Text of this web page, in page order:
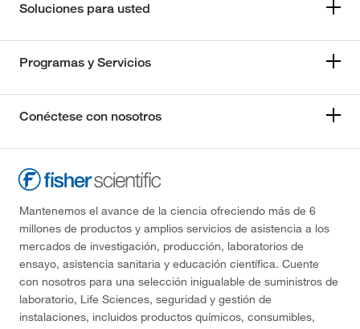
Soluciones para usted
Programas y Servicios
Conéctese con nosotros
Mantenemos el avance de la ciencia ofreciendo más de 6
millones de productos y amplios servicios de asistencia a los
mercados de investigación, producción, laboratorios de
ensayo, asistencia sanitaria y educación científica. Cuente
con nosotros para una selección inigualable de suministros de
laboratorio, Life Sciences, seguridad y gestión de
instalaciones, incluidos productos químicos, consumibles,